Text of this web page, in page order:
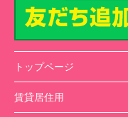
トップページ
賃貸居住用